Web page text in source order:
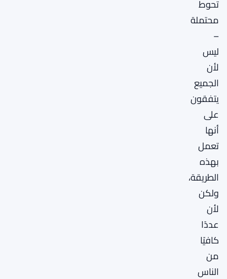
تحوط
محتملة
–
ليس
لأن
الجميع
يتفقون
على
أنها
تعمل
بهذه
الطريقة،
ولكن
لأن
عددًا
كافيًا
من
الناس